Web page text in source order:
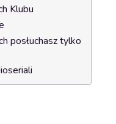
Klubu
posłuchasz tylko